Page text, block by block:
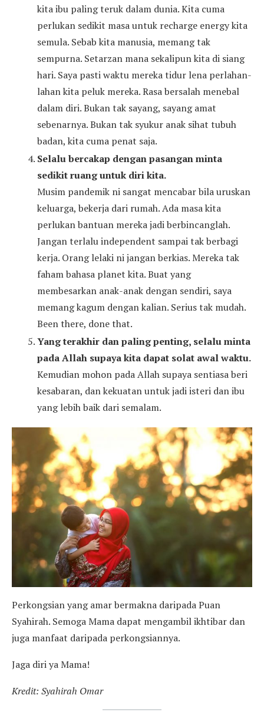
kita ibu paling teruk dalam dunia. Kita cuma
perlukan sedikit masa untuk recharge energy kita
semula. Sebab kita manusia, memang tak
sempurna. Setarzan mana sekalipun kita di siang
hari. Saya pasti waktu mereka tidur lena perlahan-
lahan kita peluk mereka. Rasa bersalah menebal
dalam diri. Bukan tak sayang, sayang amat
sebenarnya. Bukan tak syukur anak sihat tubuh
badan, kita cuma penat saja.
Selalu bercakap dengan pasangan minta
sedikit ruang untuk diri kita.
Musim pandemik ni sangat mencabar bila uruskan
keluarga, bekerja dari rumah. Ada masa kita
perlukan bantuan mereka jadi berbincanglah.
Jangan terlalu independent sampai tak berbagi
kerja. Orang lelaki ni jangan berkias. Mereka tak
faham bahasa planet kita. Buat yang
membesarkan anak-anak dengan sendiri, saya
memang kagum dengan kalian. Serius tak mudah.
Been there, done that.
Yang terakhir dan paling penting, selalu minta
pada Allah supaya kita dapat solat awal waktu.
Kemudian mohon pada Allah supaya sentiasa beri
kesabaran, dan kekuatan untuk jadi isteri dan ibu
yang lebih baik dari semalam.
Perkongsian yang amar bermakna daripada Puan
Syahirah. Semoga Mama dapat mengambil ikhtibar dan
juga manfaat daripada perkongsiannya.
Jaga diri ya Mama!
Kredit: Syahirah Omar